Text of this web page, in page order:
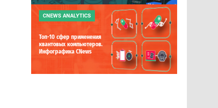
CNEWS ANALYTICS
Топ-10 сфер применения
квантовых компьютеров.
Инфографика CNews